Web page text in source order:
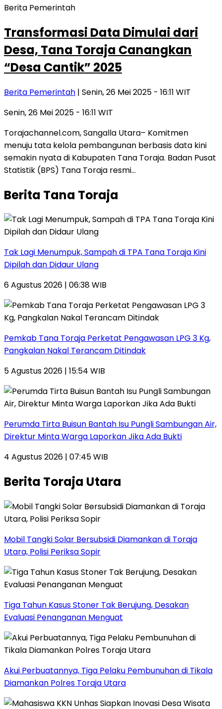
Berita Pemerintah
Transformasi Data Dimulai dari
Desa, Tana Toraja Canangkan
“Desa Cantik” 2025
Berita Pemerintah | Senin, 26 Mei 2025 - 16:11 WIT
Senin, 26 Mei 2025 - 16:11 WIT
Torajachannel.com, Sangalla Utara– Komitmen
menuju tata kelola pembangunan berbasis data kini
semakin nyata di Kabupaten Tana Toraja. Badan Pusat
Statistik (BPS) Tana Toraja resmi…
Berita Tana Toraja
Tak Lagi Menumpuk, Sampah di TPA Tana Toraja Kini
Dipilah dan Didaur Ulang
6 Agustus 2026 | 06:38 WIB
Pemkab Tana Toraja Perketat Pengawasan LPG 3 Kg,
Pangkalan Nakal Terancam Ditindak
5 Agustus 2026 | 15:54 WIB
Perumda Tirta Buisun Bantah Isu Pungli Sambungan Air,
Direktur Minta Warga Laporkan Jika Ada Bukti
4 Agustus 2026 | 07:45 WIB
Berita Toraja Utara
Mobil Tangki Solar Bersubsidi Diamankan di Toraja
Utara, Polisi Periksa Sopir
Tiga Tahun Kasus Stoner Tak Berujung, Desakan
Evaluasi Penanganan Menguat
Akui Perbuatannya, Tiga Pelaku Pembunuhan di Tikala
Diamankan Polres Toraja Utara